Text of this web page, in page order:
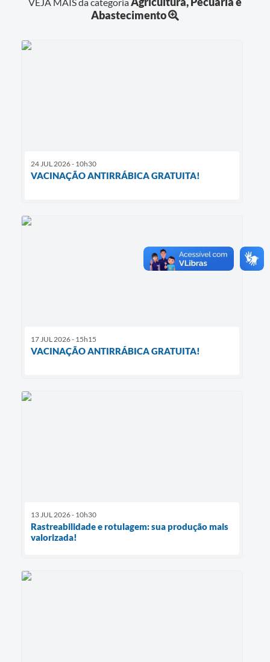
Abastecimento
24 JUL 2026 - 10h30
VACINAÇÃO ANTIRRÁBICA GRATUITA!
17 JUL 2026 - 15h15
VACINAÇÃO ANTIRRÁBICA GRATUITA!
13 JUL 2026 - 10h30
Rastreabilidade e rotulagem: sua produção mais
valorizada!